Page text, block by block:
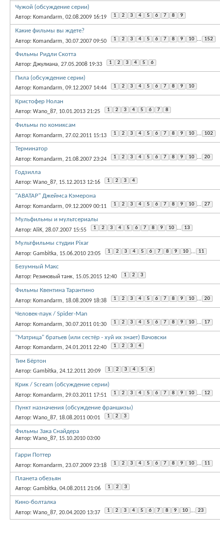
Чужой (обсуждение серии)
Автор: Komandarm, 02.08.2009 16:19 1 2 3 4 5 6 7 8 9
Какие фильмы вы ждете?
Автор: Komandarm, 30.07.2007 09:50 1 2 3 4 5 6 7 8 9 10 ... 152
Фильмы Ридли Скотта
Автор: Джулиана, 27.05.2008 19:33 1 2 3 4 5 6
Пила (обсуждение серии)
Автор: Komandarm, 09.12.2007 14:44 1 2 3 4 5 6 7 8 9 10
Кристофер Нолан
Автор: Wano_87, 10.01.2013 21:25 1 2 3 4 5 6 7 8
Фильмы по комиксам
Автор: Komandarm, 27.02.2011 15:13 1 2 3 4 5 6 7 8 9 10 ... 102
Терминатор
Автор: Komandarm, 21.08.2007 23:24 1 2 3 4 5 6 7 8 9 10 ... 20
Годзилла
Автор: Wano_87, 15.12.2013 12:16 1 2 3 4
"АВАТАР" Джеймса Кэмерона
Автор: Komandarm, 09.12.2009 00:11 1 2 3 4 5 6 7 8 9 10 ... 27
Мульфильмы и мультсериалы
Автор: AliK, 28.07.2007 15:55 1 2 3 4 5 6 7 8 9 10 ... 13
Мультфильмы студии Pixar
Автор: Gambitka, 15.06.2010 23:05 1 2 3 4 5 6 7 8 9 10 ... 11
Безумный Макс
Автор: Резиновый танк, 15.05.2015 12:40 1 2 3
Фильмы Квентина Тарантино
Автор: Komandarm, 18.08.2009 18:38 1 2 3 4 5 6 7 8 9 10 ... 20
Человек-паук / Spider-Man
Автор: Komandarm, 30.07.2011 01:30 1 2 3 4 5 6 7 8 9 10 ... 17
"Матрица" братьев (или сестёр - хуй их знает) Вачовски
Автор: Komandarm, 24.01.2011 22:40 1 2 3 4
Тим Бёртон
Автор: Gambitka, 24.12.2011 20:09 1 2 3 4 5 6
Крик / Scream (обсуждение серии)
Автор: Komandarm, 29.03.2011 17:51 1 2 3 4 5 6 7 8 9 10 ... 12
Пункт назначения (обсуждение франшизы)
Автор: Wano_87, 18.08.2011 00:01 1 2 3
Фильмы Зака Снайдера
Автор: Wano_87, 15.10.2010 03:00
Гарри Поттер
Автор: Komandarm, 23.07.2009 23:18 1 2 3 4 5 6 7 8 9 10 ... 11
Планета обезьян
Автор: Gambitka, 04.08.2011 21:06 1 2 3
Кино-болталка
Автор: Wano_87, 20.04.2020 13:37 1 2 3 4 5 6 7 8 9 10 ... 23